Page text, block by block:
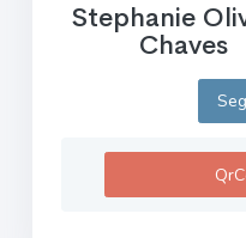
Stephanie
Chaves